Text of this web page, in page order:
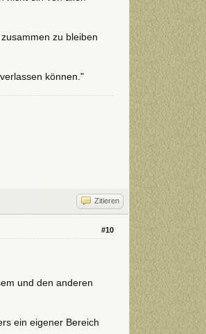
zu bleiben
können."
Zitieren
#10
und den anderen
ein eigener Bereich